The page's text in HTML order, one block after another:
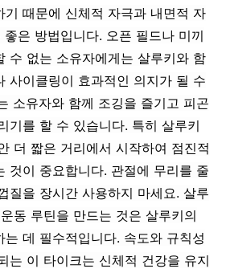
기 때문에 신체적 자극과 내면적 자
은 방법입니다. 오픈 필드나 미끼
수 없는 소유자에게는 살루키와 함
사이클링이 효과적인 의지가 될 수
소유자와 함께 조깅을 즐기고 피곤
기를 할 수 있습니다. 특히 살루키
더 짧은 거리에서 시작하여 점진적
것이 중요합니다. 관절에 무리를 줄
질을 장시간 사용하지 마세요. 살루
동 루틴을 만드는 것은 살루키의
는 데 필수적입니다. 속도와 규칙성
는 이 타이크는 신체적 건강을 유지